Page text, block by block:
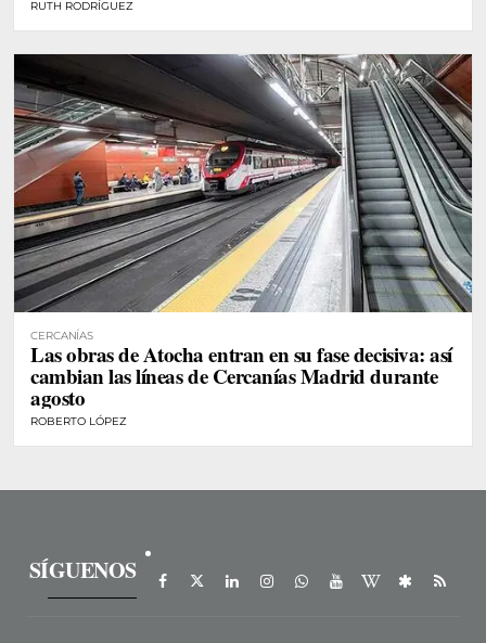
RUTH RODRÍGUEZ
CERCANÍAS
Las obras de Atocha entran en su fase decisiva: así
cambian las líneas de Cercanías Madrid durante
agosto
ROBERTO LÓPEZ
SÍGUENOS